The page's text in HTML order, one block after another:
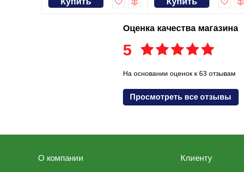
Оценка качества магазина
5
На основании оценок к 63 отзывам
Просмотреть все отзывы
О компании Клиенту